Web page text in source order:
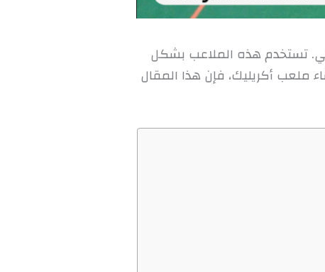
تستخدم هذه الملاعب بشكل
ملعب أكريليك، فإن هذا المقال